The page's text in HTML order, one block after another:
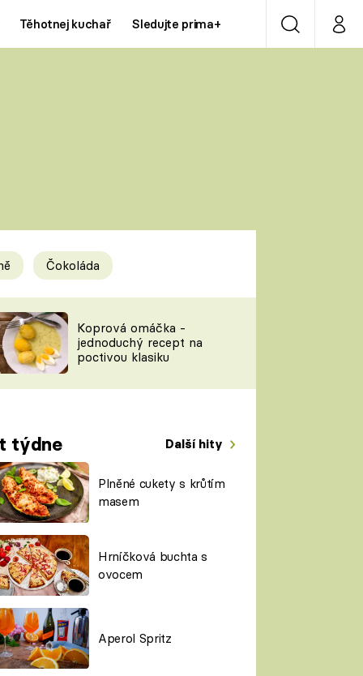
Těhotnej kuchař Sledujte prima+ VyhledáváníMůj
Prima LAJK
Sledujte nás
Čokoláda
Koprová omáčka -
jednoduchý recept na
poctivou klasiku
týdne Další hity
Plněné cukety s krůtím
masem
Hrníčková buchta s
ovocem
Aperol Spritz